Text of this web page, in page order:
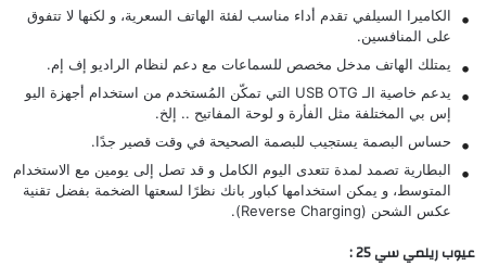
الكاميرا السيلفي تقدم أداء مناسب لفئة الهاتف السعرية، و لكنها لا تتفوق
على المنافسين.
يمتلك الهاتف مدخل مخصص للسماعات مع دعم لنظام الراديو إف إم.
يدعم خاصية الـ USB OTG التي تمكّن المُستخدم من استخدام أجهزة اليو
إس بي المختلفة مثل الفأرة و لوحة المفاتيح .. إلخ.
حساس البصمة يستجيب للبصمة الصحيحة في وقت قصير جدًا.
البطارية تصمد لمدة تتعدى اليوم الكامل و قد تصل إلى يومين مع الاستخدام
المتوسط، و يمكن استخدامها كباور بانك نظرًا لسعتها الضخمة بفضل تقنية
عكس الشحن (Reverse Charging).
عيوب ريلمي سي 25 :